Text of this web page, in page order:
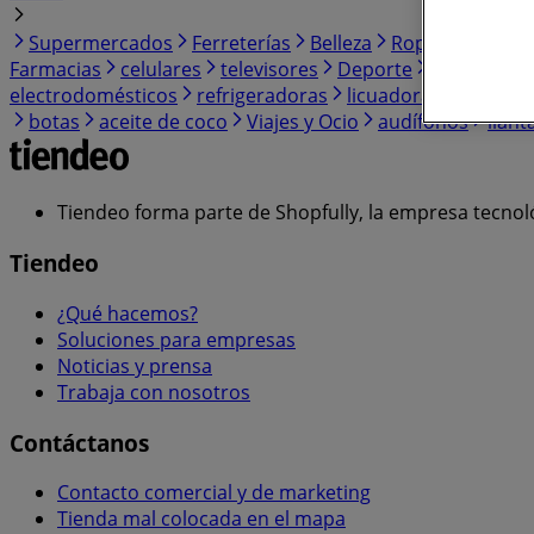
Supermercados
Ferreterías Belleza Ropa, Zapatos
Farmacias
celulares televisores Deporte
electrodomésticos
refrigeradoras licuadora
botas
aceite de coco Viajes y Ocio audífonos
Tiendeo forma parte de Shopfully, la empresa
Tiendeo
¿Qué hacemos?
Soluciones para empresas
Noticias y prensa
Trabaja con nosotros
Contáctanos
Contacto comercial y de marketing
Tienda mal colocada en el mapa